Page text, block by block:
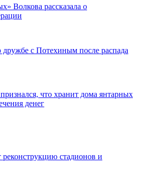
Волкова рассказала о
дружбе с Потехиным после распада
что хранит дома янтарных
денег
реконструкцию стадионов и